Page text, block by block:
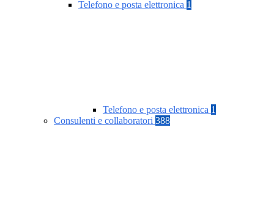
Telefono e posta elettronica 1
Telefono e posta elettronica 1
Consulenti e collaboratori 388